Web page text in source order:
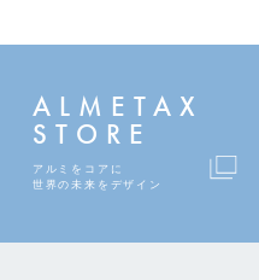
ALMETAX
STORE
アルミをコアに
世界の未来をデザイン